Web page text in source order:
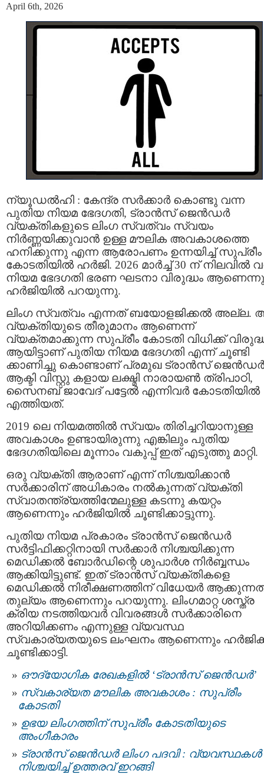
April 6th, 2026
ന്യൂഡൽഹി : കേന്ദ്ര സർക്കാർ കൊണ്ടു വന്ന
പുതിയ നിയമ ഭേദഗതി, ട്രാൻസ് ജെൻഡർ
വ്യക്തികളുടെ ലിംഗ സ്വത്വം സ്വയം
നിർണ്ണയിക്കുവാൻ ഉള്ള മൗലിക അവകാശത്തെ
ഹനിക്കുന്നു എന്ന ആരോപണം ഉന്നയിച്ച് സുപ്രീം
കോടതിയിൽ ഹർജി. 2026 മാർച്ച് 30 ന് നിലവിൽ
നിയമ ഭേദഗതി ഭരണ ഘടനാ വിരുദ്ധം
ഹർജിയിൽ പറയുന്നു.
ലിംഗ സ്വത്വം എന്നത് ബയോളജിക്കൽ അല്ല.
വ്യക്തിയുടെ തീരുമാനം ആണെന്ന്
വ്യക്തമാക്കുന്ന സുപ്രീം കോടതി വിധിക്ക്
ആയിട്ടാണ് പുതിയ നിയമ ഭേദഗതി എന്ന് ചൂണ്ടി
ക്കാണിച്ചു കൊണ്ടാണ് പ്രമുഖ ട്രാൻസ് ജെൻഡർ
ആക്ടി വിസ്റ്റു കളായ ലക്ഷ്മി നാരായൺ ത്രിപാഠി,
സൈനബ് ജാവേദ് പട്ടേൽ എന്നിവർ കോടതിയിൽ
എത്തിയത്.
2019 ലെ നിയമത്തിൽ സ്വയം തിരിച്ചറിയാനുള്ള
അവകാശം ഉണ്ടായിരുന്നു എങ്കിലും പുതിയ
ഭേദഗതിയിലെ മൂന്നാം വകുപ്പ് ഇത് എടുത്തു മാറ്റി.
ഒരു വ്യക്തി ആരാണ് എന്ന് നിശ്ചയിക്കാൻ
സർക്കാരിന് അധികാരം നൽകുന്നത് വ്യക്തി
സ്വാതന്ത്ര്യത്തിന്മേലുള്ള കടന്നു കയറ്റം
ആണെന്നും ഹർജിയിൽ ചൂണ്ടിക്കാട്ടുന്നു.
പുതിയ നിയമ പ്രകാരം ട്രാൻസ് ജെൻഡർ
സർട്ടിഫിക്കറ്റിനായി സർക്കാർ നിശ്ചയിക്കുന്ന
മെഡിക്കൽ ബോർഡിന്റെ ശുപാർശ നിർബ്ബന്ധം
ആക്കിയിട്ടുണ്ട്. ഇത് ട്രാൻസ് വ്യക്തികളെ
മെഡിക്കൽ നിരീക്ഷണത്തിന് വിധേയർ
തുല്യം ആണെന്നും പറയുന്നു. ലിംഗമാറ്റ ശസ്ത്ര
ക്രിയ നടത്തിയവർ വിവരങ്ങൾ സർക്കാരിനെ
അറിയിക്കണം എന്നുള്ള വ്യവസ്ഥ
സ്വകാര്യതയുടെ ലംഘനം ആണെന്നും
ചൂണ്ടിക്കാട്ടി.
ഔദ്യോഗിക രേഖകളില്‍ ‘ട്രാൻസ് ജെൻഡർ’
സ്വകാര്യത മൗലിക അവകാശം : സുപ്രീം
കോടതി
ഉഭയ ലിംഗത്തിന് സുപ്രീം കോടതിയുടെ
അംഗീകാരം
ട്രാൻസ്‌ ജെൻഡർ ലിംഗ പദവി : വ്യവസ്ഥകൾ
നിശ്ചയിച്ച് ഉത്തരവ് ഇറങ്ങി